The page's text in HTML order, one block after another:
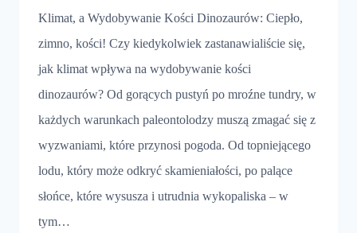
Klimat, a Wydobywanie Kości Dinozaurów: Ciepło,
zimno, kości! Czy kiedykolwiek zastanawialiście się,
jak klimat wpływa na wydobywanie kości
dinozaurów? Od gorących pustyń po mroźne tundry, w
każdych warunkach paleontolodzy muszą zmagać się z
wyzwaniami, które przynosi pogoda. Od topniejącego
lodu, który może odkryć skamieniałości, po palące
słońce, które wysusza i utrudnia wykopaliska – w
tym…